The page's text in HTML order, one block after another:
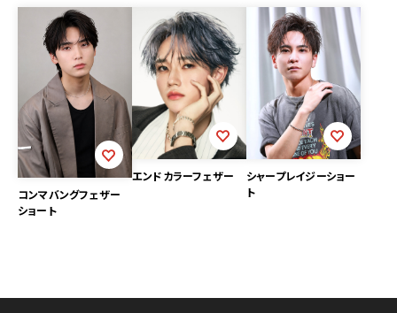
コンマバングフェザー
ショート
エンドカラーフェザー
シャープレイジーショー
ト